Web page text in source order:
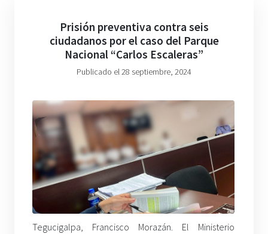
Prisión preventiva contra seis
ciudadanos por el caso del Parque
Nacional “Carlos Escaleras”
Publicado el 28 septiembre, 2024
Tegucigalpa, Francisco Morazán. El Ministerio